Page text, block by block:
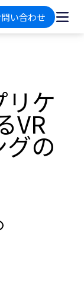
い合わせ
ケ
VR
グの